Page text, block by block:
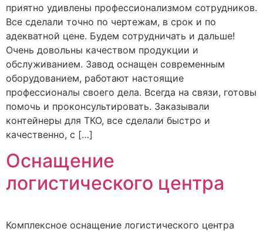
приятно удивлены профессионализмом сотрудников.
Все сделали точно по чертежам, в срок и по
адекватной цене. Будем сотрудничать и дальше!
Очень довольны качеством продукции и
обслуживанием. Завод оснащен современным
оборудованием, работают настоящие
профессионалы своего дела. Всегда на связи, готовы
помочь и проконсультировать. Заказывали
контейнеры для ТКО, все сделали быстро и
качественно, с […]
Оснащение
логистического центра
Комплексное оснащение логистического центра